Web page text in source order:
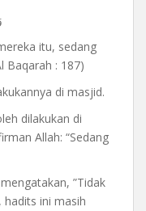
itu, sedang
Baqarah : 187)
di masjid.
dilakukan di
Allah: “Sedang
”Tidak
hadits ini masih